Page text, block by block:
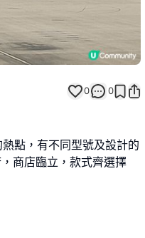
0 0
點，有不同型號及設計的
商店臨立，款式齊選擇